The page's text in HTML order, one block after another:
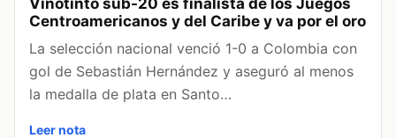
Centroamericanos y del Caribe y va por el oro
La selección nacional venció 1-0 a Colombia con
gol de Sebastián Hernández y aseguró al menos
la medalla de plata en Santo…
Leer nota